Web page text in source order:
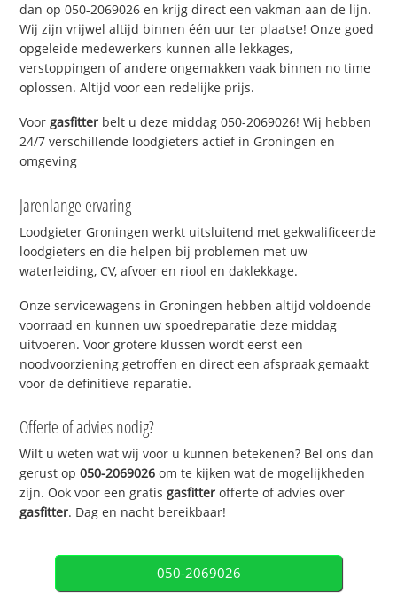
dan op 050-2069026 en krijg direct een vakman aan de lijn.
Wij zijn vrijwel altijd binnen één uur ter plaatse! Onze goed
opgeleide medewerkers kunnen alle lekkages,
verstoppingen of andere ongemakken vaak binnen no time
oplossen. Altijd voor een redelijke prijs.
Voorgasfitter belt u deze middag 050-2069026! Wij hebben
24/7 verschillende loodgieters actief in Groningen en
omgeving
Jarenlange ervaring
Loodgieter Groningen werkt uitsluitend met gekwalificeerde
loodgieters en die helpen bij problemen met uw
waterleiding, CV, afvoer en riool en daklekkage.
Onze servicewagens in Groningen hebben altijd voldoende
voorraad en kunnen uw spoedreparatie deze middag
uitvoeren. Voor grotere klussen wordt eerst een
noodvoorziening getroffen en direct een afspraak gemaakt
voor de definitieve reparatie.
Offerte of advies nodig?
Wilt u weten wat wij voor u kunnen betekenen? Bel ons dan
gerust op050-2069026 om te kijken wat de mogelijkheden
zijn. Ook voor een gratisgasfitter offerte of advies over
gasfitter. Dag en nacht bereikbaar!
050-2069026